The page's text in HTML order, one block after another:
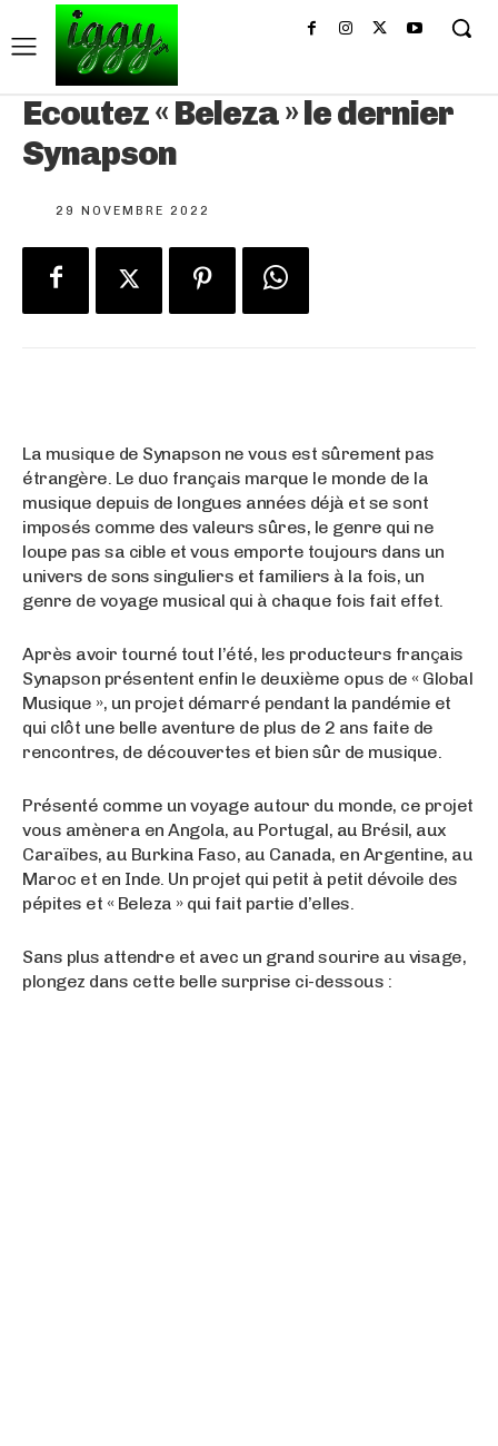
Ecoutez « Beleza » le dernier
Synapson
29 NOVEMBRE 2022
La musique de Synapson ne vous est sûrement pas
étrangère. Le duo français marque le monde de la
musique depuis de longues années déjà et se sont
imposés comme des valeurs sûres, le genre qui ne
loupe pas sa cible et vous emporte toujours dans un
univers de sons singuliers et familiers à la fois, un
genre de voyage musical qui à chaque fois fait effet.
Après avoir tourné tout l’été, les producteurs français
Synapson présentent enfin le deuxième opus de « Global
Musique », un projet démarré pendant la pandémie et
qui clôt une belle aventure de plus de 2 ans faite de
rencontres, de découvertes et bien sûr de musique.
Présenté comme un voyage autour du monde, ce projet
vous amènera en Angola, au Portugal, au Brésil, aux
Caraïbes, au Burkina Faso, au Canada, en Argentine, au
Maroc et en Inde. Un projet qui petit à petit dévoile des
pépites et « Beleza » qui fait partie d’elles.
Sans plus attendre et avec un grand sourire au visage,
plongez dans cette belle surprise ci-dessous :